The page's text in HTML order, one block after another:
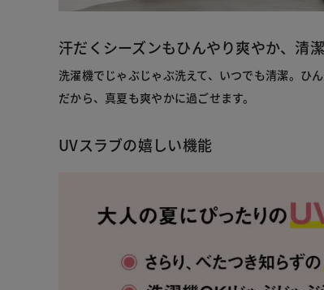
汗だくシーズンもひんやり爽やか、清
洗濯機でじゃぶじゃぶ洗えて、いつでも清潔。ひ
だから、真夏も爽やかに過ごせます。
UVスラブの嬉しい機能